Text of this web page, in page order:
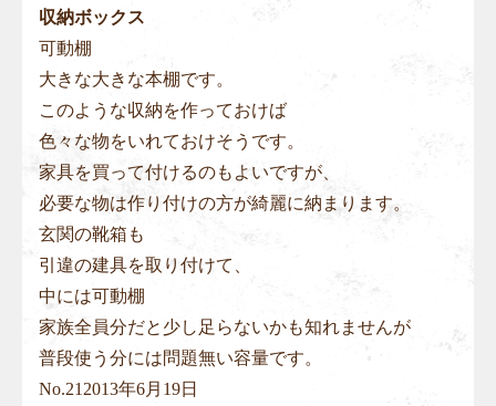
収納ボックス
可動棚
大きな大きな本棚です。
このような収納を作っておけば
色々な物をいれておけそうです。
家具を買って付けるのもよいですが、
必要な物は作り付けの方が綺麗に納まります。
玄関の靴箱も
引違の建具を取り付けて、
中には可動棚
家族全員分だと少し足らないかも知れませんが
普段使う分には問題無い容量です。
No.21 2013年6月19日